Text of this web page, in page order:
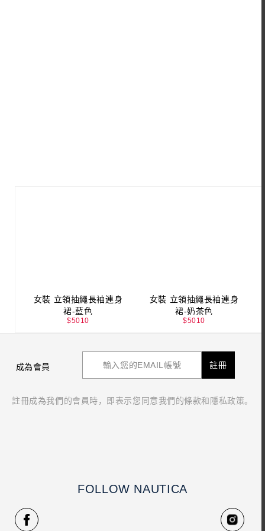
女裝 立領抽繩長袖連身
裙-藍色
$5010
女裝 立領抽繩長袖連身
裙-奶茶色
$5010
成為會員 註冊
註冊成為我們的會員時，即表示您同意我們的條款和隱私政策。
FOLLOW NAUTICA